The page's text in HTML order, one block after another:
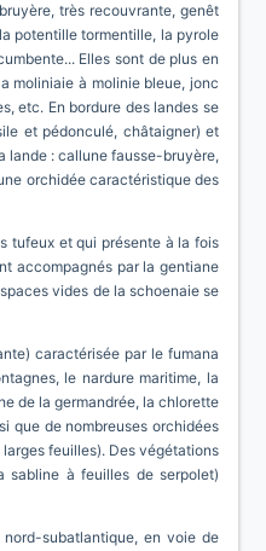
très recouvrante, genêt
potentille tormentille, la pyrole
Elles sont de plus en
moliniaie à molinie bleue, jonc
etc. En bordure des landes se
et pédonculé, châtaigner) et
lande : callune fausse-bruyère,
orchidée caractéristique des
tufeux et qui présente à la fois
accompagnés par la gentiane
vides de la schoenaie se
caractérisée par le fumana
le nardure maritime, la
de la germandrée, la chlorette
que de nombreuses orchidées
feuilles). Des végétations
sabline à feuilles de serpolet)
subatlantique, en voie de